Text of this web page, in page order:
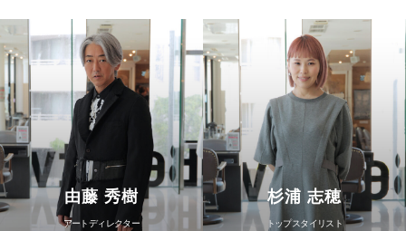
由藤 秀樹
アートディレクター
杉浦 志穂
トップスタイリスト